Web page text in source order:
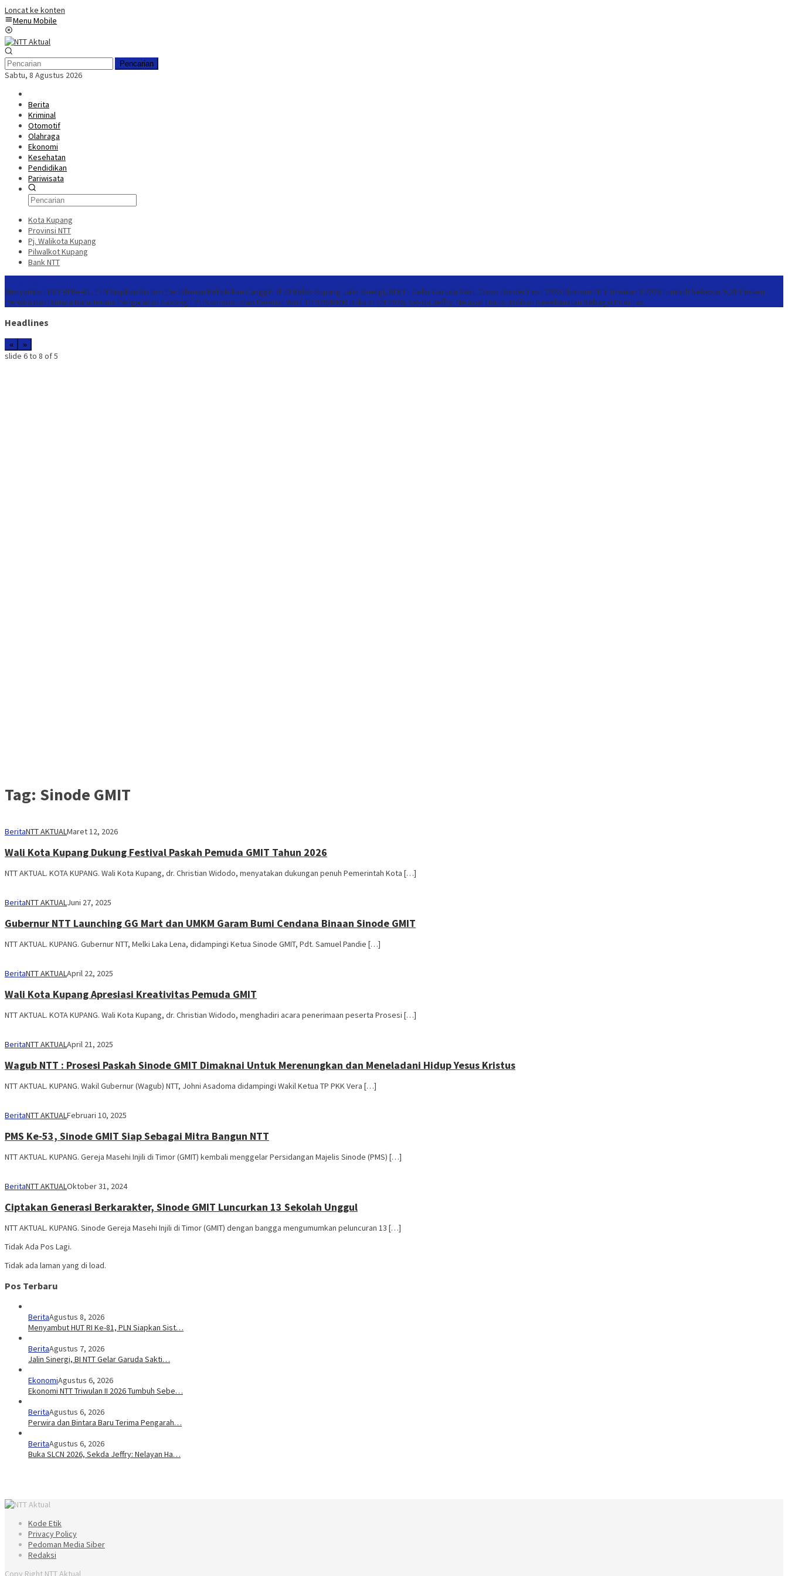
Loncat ke konten
Menu Mobile
Pencarian
Sabtu, 8 Agustus 2026
Berita
Kriminal
Otomotif
Olahraga
Ekonomi
Kesehatan
Pendidikan
Pariwisata
Kota Kupang
Provinsi NTT
Pj. Walikota Kupang
Pilwalkot Kupang
Bank NTT
Menyambut HUT RI Ke-81, PLN Siapkan Sistem Pertahanan Kelistrikan Canggih di GI Bolok Kupang Jalin Sinergi, BI NTT Gelar Garuda Sakti Cross Border Fest 2026 Ekonomi NTT Triwulan II 2026 Tumbuh Sebesar 5,01 Persen
Perwira dan Bintara Baru Terima Pengarahan Kasbrigif 21/Komodo, Siap Perkuat Yonif TP 939/MMM Buka SLCN 2026, Sekda Jeffry: Nelayan Harus Jadikan Keselamatan Sebagai Prioritas
Headlines
« »
slide 7 to 9 of 5
Tag: Sinode GMIT
BeritaNTT AKTUALMaret 12, 2026
Wali Kota Kupang Dukung Festival Paskah Pemuda GMIT Tahun 2026
NTT AKTUAL. KOTA KUPANG. Wali Kota Kupang, dr. Christian Widodo, menyatakan dukungan penuh Pemerintah Kota […]
BeritaNTT AKTUALJuni 27, 2025
Gubernur NTT Launching GG Mart dan UMKM Garam Bumi Cendana Binaan Sinode GMIT
NTT AKTUAL. KUPANG. Gubernur NTT, Melki Laka Lena, didampingi Ketua Sinode GMIT, Pdt. Samuel Pandie […]
BeritaNTT AKTUALApril 22, 2025
Wali Kota Kupang Apresiasi Kreativitas Pemuda GMIT
NTT AKTUAL. KOTA KUPANG. Wali Kota Kupang, dr. Christian Widodo, menghadiri acara penerimaan peserta Prosesi […]
BeritaNTT AKTUALApril 21, 2025
Wagub NTT : Prosesi Paskah Sinode GMIT Dimaknai Untuk Merenungkan dan Meneladani Hidup Yesus Kristus
NTT AKTUAL. KUPANG. Wakil Gubernur (Wagub) NTT, Johni Asadoma didampingi Wakil Ketua TP PKK Vera […]
BeritaNTT AKTUALFebruari 10, 2025
PMS Ke-53, Sinode GMIT Siap Sebagai Mitra Bangun NTT
NTT AKTUAL. KUPANG. Gereja Masehi Injili di Timor (GMIT) kembali menggelar Persidangan Majelis Sinode (PMS) […]
BeritaNTT AKTUALOktober 31, 2024
Ciptakan Generasi Berkarakter, Sinode GMIT Luncurkan 13 Sekolah Unggul
NTT AKTUAL. KUPANG. Sinode Gereja Masehi Injili di Timor (GMIT) dengan bangga mengumumkan peluncuran 13 […]
Tidak Ada Pos Lagi.
Tidak ada laman yang di load.
Pos Terbaru
BeritaAgustus 8, 2026
Menyambut HUT RI Ke-81, PLN Siapkan Sist…
BeritaAgustus 7, 2026
Jalin Sinergi, BI NTT Gelar Garuda Sakti…
EkonomiAgustus 6, 2026
Ekonomi NTT Triwulan II 2026 Tumbuh Sebe…
BeritaAgustus 6, 2026
Perwira dan Bintara Baru Terima Pengarah…
BeritaAgustus 6, 2026
Buka SLCN 2026, Sekda Jeffry: Nelayan Ha…
Kode Etik
Privacy Policy
Pedoman Media Siber
Redaksi
Copy Right NTT Aktual